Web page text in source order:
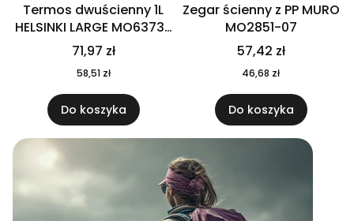
Termos dwuścienny 1L
HELSINKI LARGE MO6373-
04
71,97 zł
58,51 zł
Do koszyka
Zegar ścienny z PP MURO
MO2851-07
57,42 zł
46,68 zł
Do koszyka